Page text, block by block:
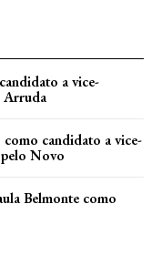
a vice-
Arruda
candidato a vice-
Novo
Belmonte como